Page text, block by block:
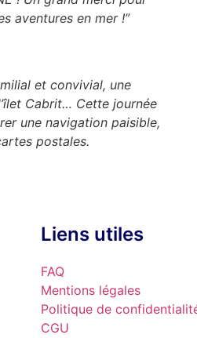
aventures en mer !”
et convivial, une
Cabrit… Cette journée
une navigation paisible,
postales.
Liens utiles
FAQ
Mentions légales
Politique de
CGU